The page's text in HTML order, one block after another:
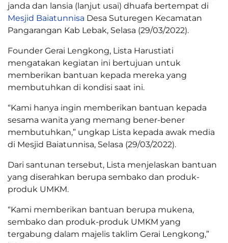
janda dan lansia (lanjut usai) dhuafa bertempat di
Mesjid Baiatunnisa Desa Suturegen Kecamatan
Pangarangan Kab Lebak, Selasa (29/03/2022).
Founder Gerai Lengkong, Lista Harustiati
mengatakan kegiatan ini bertujuan untuk
memberikan bantuan kepada mereka yang
membutuhkan di kondisi saat ini.
“Kami hanya ingin memberikan bantuan kepada
sesama wanita yang memang bener-bener
membutuhkan,” ungkap Lista kepada awak media
di Mesjid Baiatunnisa, Selasa (29/03/2022).
Dari santunan tersebut, Lista menjelaskan bantuan
yang diserahkan berupa sembako dan produk-
produk UMKM.
“Kami memberikan bantuan berupa mukena,
sembako dan produk-produk UMKM yang
tergabung dalam majelis taklim Gerai Lengkong,”